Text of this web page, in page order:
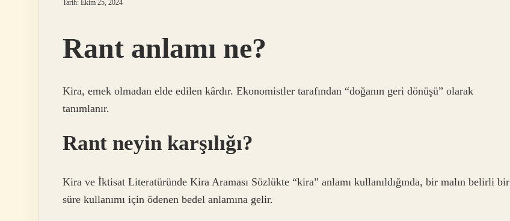
Tarih: Ekim 25, 2024
Rant anlamı ne?
Kira, emek olmadan elde edilen kârdır. Ekonomistler tarafından “doğanın geri dönüşü” olarak
tanımlanır.
Rant neyin karşılığı?
Kira ve İktisat Literatüründe Kira Araması Sözlükte “kira” anlamı kullanıldığında, bir malın belirli bir
süre kullanımı için ödenen bedel anlamına gelir.